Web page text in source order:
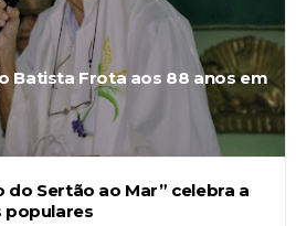
Batista Frota aos 88 anos em
do Sertão ao Mar” celebra a
populares